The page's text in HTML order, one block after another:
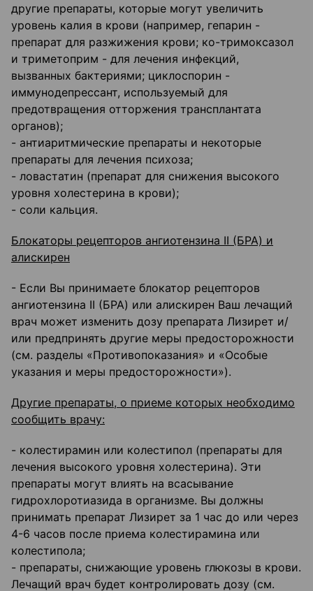
другие препараты, которые могут увеличить
уровень калия в крови (например, гепарин -
препарат для разжижения крови; ко-тримоксазол
и триметоприм - для лечения инфекций,
вызванных бактериями; циклоспорин -
иммунодепрессант, используемый для
предотвращения отторжения трансплантата
органов);
- антиаритмические препараты и некоторые
препараты для лечения психоза;
- ловастатин (препарат для снижения высокого
уровня холестерина в крови);
- соли кальция.
Блокаторы рецепторов ангиотензина II (БРА) и
алискирен
- Если Вы принимаете блокатор рецепторов
ангиотензина II (БРА) или алискирен Ваш лечащий
врач может изменить дозу препарата Лизирет и/
или предпринять другие меры предосторожности
(см. разделы «Противопоказания» и «Особые
указания и меры предосторожности»).
Другие препараты, о приеме которых необходимо
сообщить врачу:
- колестирамин или колестипол (препараты для
лечения высокого уровня холестерина). Эти
препараты могут влиять на всасывание
гидрохлоротиазида в организме. Вы должны
принимать препарат Лизирет за 1 час до или через
4-6 часов после приема колестирамина или
колестипола;
- препараты, снижающие уровень глюкозы в крови.
Лечащий врач будет контролировать дозу (см.